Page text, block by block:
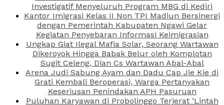
Investigatif Menyeluruh Program MBG di Kediri
Kantor Imigrasi Kelas II Non TPI Madiun Bersinergi
dengan Pemerintah Kabupaten Ngawi Gelar
Kegiatan Penyebaran Informasi Keimigrasian
Ungkap Giat Ilegal Mafia Solar, Seorang Wartawan
Dikeroyok Hingga Babak Belur oleh Komplotan
Sugit Celeng, Dian Cs Wartawan Abal-Abal
Arena Judi Sabung Ayam dan Dadu Cap Jie Kie di
Grati Kembali Beroperasi, Warga Pertanyakan
Keseriusan Penindakan APH Pasuruan
Puluhan Karyawan di Probolinggo Terjerat ‘Lintah